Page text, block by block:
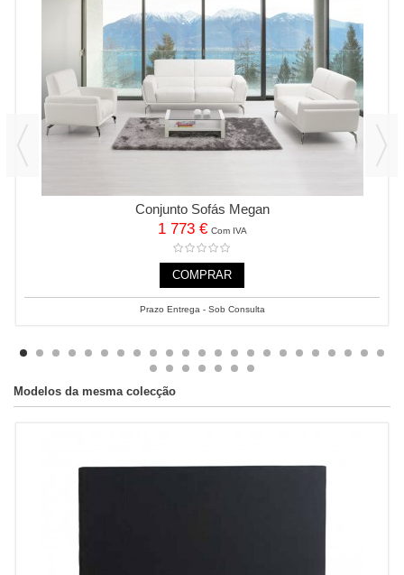
Conjunto Sofás Megan
1 773 € Com IVA
COMPRAR
Prazo Entrega - Sob Consulta
Modelos da mesma colecção